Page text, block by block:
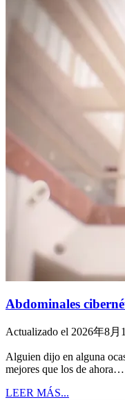
Abdominales
Actualizado el 2026年8月
Alguien dijo en alguna
mejores que los de
LEER MÁS...